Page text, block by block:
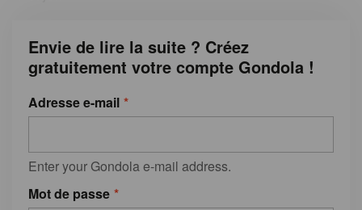
Envie de lire la suite ? Créez
gratuitement votre compte Gondola !
Adresse e-mail
Enter your Gondola e-mail address.
Mot de passe